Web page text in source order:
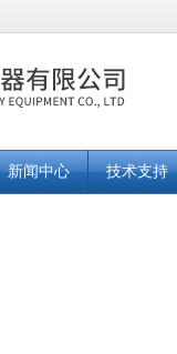
新闻中心 技术支持